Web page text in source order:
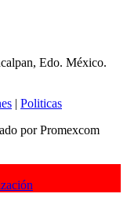
Edo. México.
| Politicas
por Promexcom